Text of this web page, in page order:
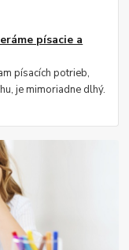
písacie a
písacích potrieb,
je mimoriadne dlhý.